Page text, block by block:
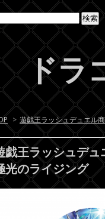
ドラ
> 遊戯王ラッシュデュエル
戯王ラッシュデュ
光のライジング